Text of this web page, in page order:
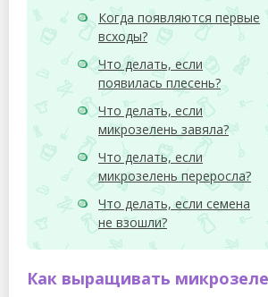
Когда появляются первые
всходы?
Что делать, если
появилась плесень?
Что делать, если
микрозелень завяла?
Что делать, если
микрозелень переросла?
Что делать, если семена
не взошли?
Как выращивать